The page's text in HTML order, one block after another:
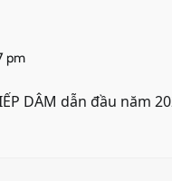
pm
DÂM dẫn đầu năm